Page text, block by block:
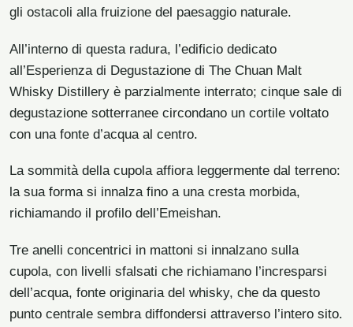
gli ostacoli alla fruizione del paesaggio naturale.
All’interno di questa radura, l’edificio dedicato
all’Esperienza di Degustazione di The Chuan Malt
Whisky Distillery è parzialmente interrato; cinque sale di
degustazione sotterranee circondano un cortile voltato
con una fonte d’acqua al centro.
La sommità della cupola affiora leggermente dal terreno:
la sua forma si innalza fino a una cresta morbida,
richiamando il profilo dell’Emeishan.
Tre anelli concentrici in mattoni si innalzano sulla
cupola, con livelli sfalsati che richiamano l’incresparsi
dell’acqua, fonte originaria del whisky, che da questo
punto centrale sembra diffondersi attraverso l’intero sito.